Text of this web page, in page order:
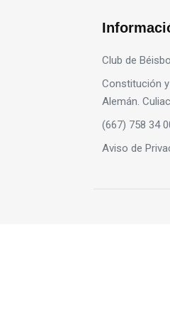
Club de
Constitución
Alemán.
(667) 758 34
Aviso de